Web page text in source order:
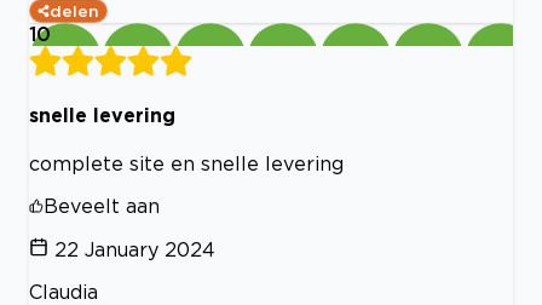
delen
10
snelle levering
complete site en snelle levering
Beveelt aan
22 January 2024
Claudia